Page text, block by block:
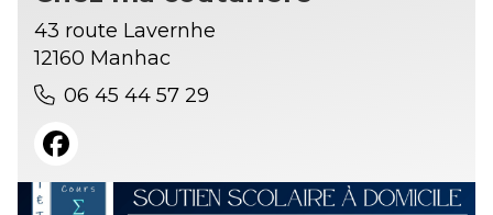
43 route Lavernhe
12160 Manhac
06 45 44 57 29